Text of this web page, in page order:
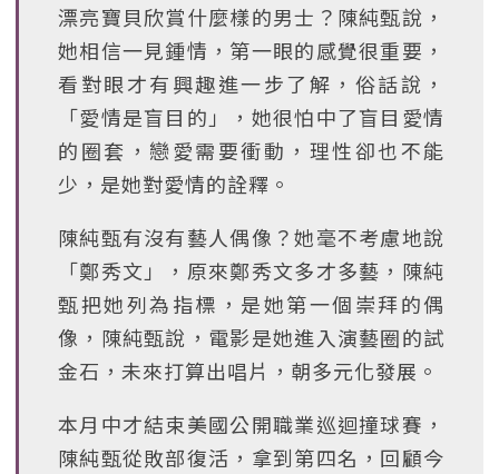
漂亮寶貝欣賞什麼樣的男士？陳純甄說，
她相信一見鍾情，第一眼的感覺很重要，
看對眼才有興趣進一步了解，俗話說，
「愛情是盲目的」，她很怕中了盲目愛情
的圈套，戀愛需要衝動，理性卻也不能
少，是她對愛情的詮釋。
陳純甄有沒有藝人偶像？她毫不考慮地說
「鄭秀文」，原來鄭秀文多才多藝，陳純
甄把她列為指標，是她第一個崇拜的偶
像，陳純甄說，電影是她進入演藝圈的試
金石，未來打算出唱片，朝多元化發展。
本月中才結束美國公開職業巡迴撞球賽，
陳純甄從敗部復活，拿到第四名，回顧今